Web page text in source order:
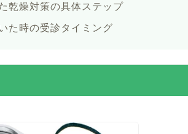
乾燥対策の具体ステップ
た時の受診タイミング